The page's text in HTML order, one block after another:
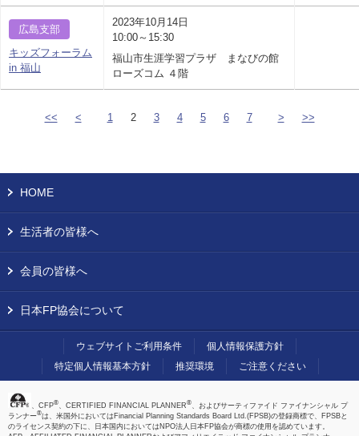
広島支部
キッズフォーラム
in 福山
2023年10月14日
10:00～15:30
福山市生涯学習プラザ まなびの館
ローズコム ４階
<< < 1 2 3 4 5 6 7 > >>
HOME
生活者の皆様へ
会員の皆様へ
日本FP協会について
ウェブサイトご利用条件
個人情報保護方針
特定個人情報基本方針
推奨環境 ご注意ください
、CFP®、CERTIFIED FINANCIAL PLANNER®、およびサーティファイド ファイナンシャル プ
ランナー®は、米国外においてはFinancial Planning Standards Board Ltd.(FPSB)の登録商標で、FPSBと
のライセンス契約の下に、日本国内においてはNPO法人日本FP協会が商標の使用を認めています。